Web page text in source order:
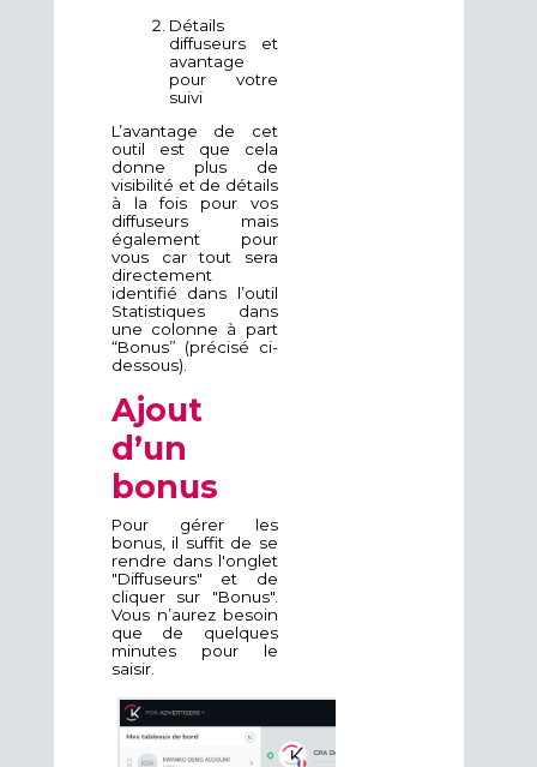
Détails
diffuseurs et
avantage
pour votre
suivi
L’avantage de cet
outil est que cela
donne plus de
visibilité et de détails
à la fois pour vos
diffuseurs mais
également pour
vous car tout sera
directement
identifié dans l’outil
Statistiques dans
une colonne à part
“Bonus” (précisé ci-
dessous).
Ajout
d’un
bonus
Pour gérer les
bonus, il suffit de se
rendre dans l'onglet
"Diffuseurs" et de
cliquer sur "Bonus".
Vous n’aurez besoin
que de quelques
minutes pour le
saisir.